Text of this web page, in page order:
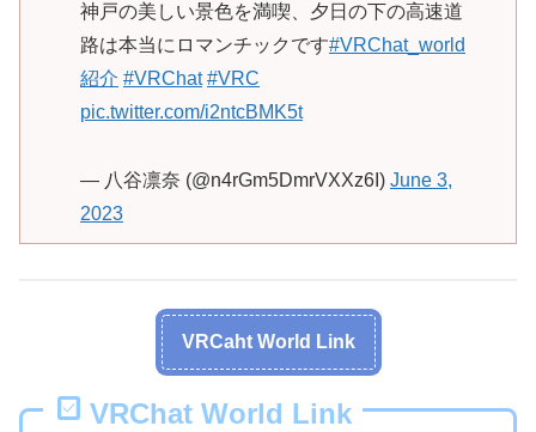
神戸の美しい景色を満喫、夕日の下の高速道
路は本当にロマンチックです#VRChat_world
紹介 #VRChat #VRC
pic.twitter.com/i2ntcBMK5t
— 八谷凛奈 (@n4rGm5DmrVXXz6I) June 3,
2023
VRCaht World Link
VRChat World Link